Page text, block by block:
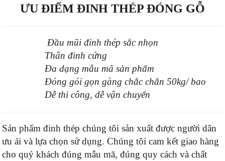
ƯU ĐIỂM ĐINH THÉP ĐÓNG GỖ
Đầu mũi đinh thép sắc nhọn
Thân đinh cứng
Đa dạng mẫu mã sản phẩm
Đóng gói gọn gàng chắc chắn 50kg/ bao
Dễ thi công, dễ vận chuyển
Sản phẩm đinh thép chúng tôi sản xuất được người dân
ưu ái và lựa chọn sử dụng. Chúng tôi cam kết giao hàng
cho quý khách đúng mẫu mã, đúng quy cách và chất